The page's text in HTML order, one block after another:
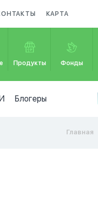
КАРТА
Продукты Фонды
Блогеры
Главная